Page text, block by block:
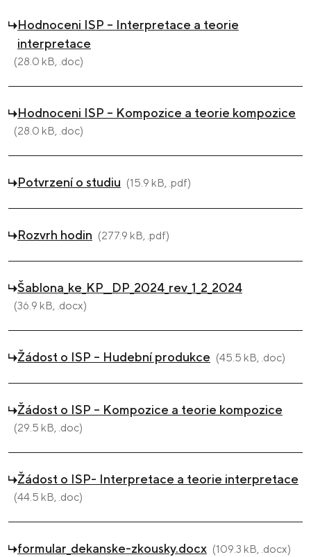
Hodnoceni ISP – Interpretace a teorie
interpretace
(28.0 kB, .doc)
Hodnoceni ISP – Kompozice a teorie kompozice
(28.0 kB, .doc)
Potvrzení o studiu (15.9 kB, .pdf)
Rozvrh hodin (277.9 kB, .pdf)
Šablona_ke_KP__DP_2024_rev_1_2_2024
(36.9 kB, .docx)
Žádost o ISP – Hudební produkce (45.5 kB, .doc)
Žádost o ISP – Kompozice a teorie kompozice
(29.5 kB, .doc)
Žádost o ISP- Interpretace a teorie interpretace
(44.5 kB, .doc)
formular_dekanske-zkousky.docx (109.3 kB, .docx)